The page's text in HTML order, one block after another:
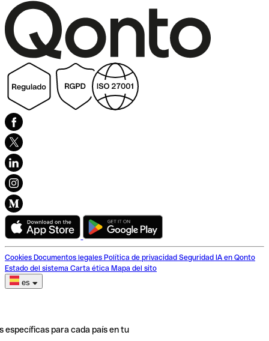
Cookies Documentos legales Política de privacidad Seguridad IA en Qonto
Estado del sistema Carta ética Mapa del sito
es
específicas para cada país en tu